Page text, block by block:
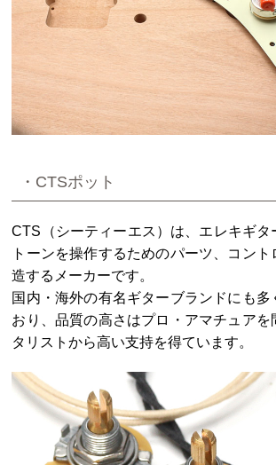
・CTSポット
CTS（シーティーエス）は、エレキギタ
トーンを操作するためのパーツ、コン
造するメーカーです。
国内・海外の有名ギターブランドにも多
おり、品質の高さはプロ・アマチュアを
タリストから高い支持を得ています。